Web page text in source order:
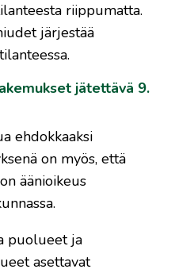
riippumatta.
järjestää
jätettävä 9.
ehdokkaaksi
on myös, että
äänioikeus
puolueet ja
asettavat